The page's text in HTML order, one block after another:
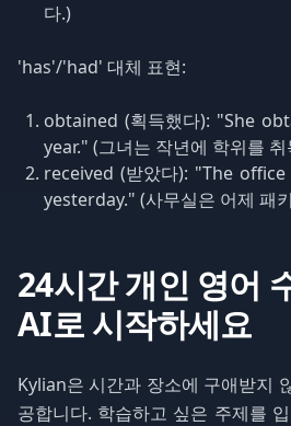
다.)
'has'/'had' 대체 표현:
obtained (획득했다): "She
year." (그녀는 작년에 학위를
received (받았다): "The
yesterday." (사무실은 어제 패
24시간 개인 영어
AI로 시작하세요
Kylian은 시간과 장소에 구애받지
공합니다. 학습하고 싶은 주제를